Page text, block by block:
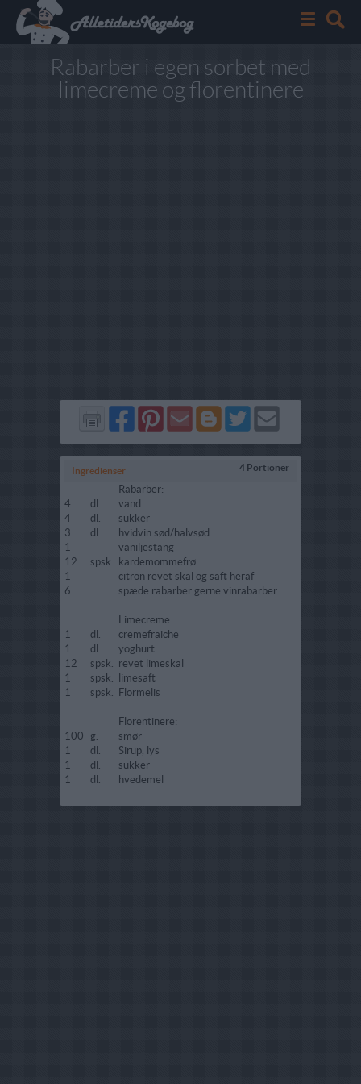
Rabarber i egen sorbet med
limecreme og florentinere
Del
på
Facebook
Del
på
Pinterest
Send
via
GMail
Del
på
Blogger
Del
på
Twitter
Send
Ingredienser 4 Portioner
Rabarber:
4
dl.
vand
4
dl.
sukker
3
dl.
hvidvin sød/halvsød
1
vaniljestang
12
spsk. kardemommefrø
1
citron revet skal og saft heraf
6
spæde rabarber gerne vinrabarber
Limecreme:
1
dl.
cremefraiche
1
dl.
yoghurt
12
spsk. revet limeskal
1
spsk.
limesaft
1
spsk. Flormelis
Florentinere:
100
g.
smør
1
dl.
Sirup, lys
1
dl.
sukker
1
dl. hvedemel